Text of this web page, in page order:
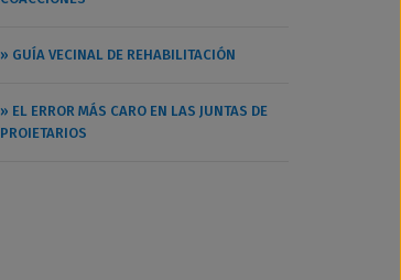
» GUÍA VECINAL DE REHABILITACIÓN
» EL ERROR MÁS CARO EN LAS JUNTAS DE
PROIETARIOS